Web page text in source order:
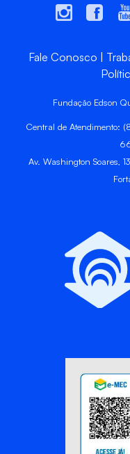
Fale Conosco
Fundação Edson
Central de
Av. Washington Soares,